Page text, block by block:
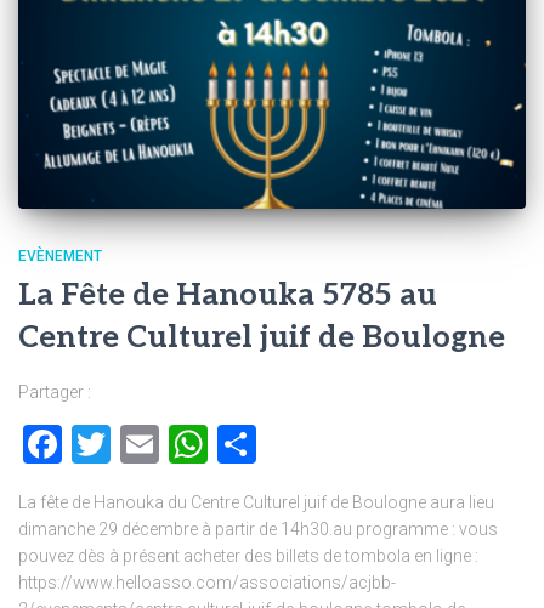
EVÈNEMENT
La Fête de Hanouka 5785 au
Centre Culturel juif de Boulogne
Partager :
Facebook
Twitter
EmailWhatsApp
La fête de Hanouka du Centre Culturel juif de Boulogne aura lieu
dimanche 29 décembre à partir de 14h30.au programme : vous
pouvez dès à présent acheter des billets de tombola en ligne :
https://www.helloasso.com/associations/acjbb-